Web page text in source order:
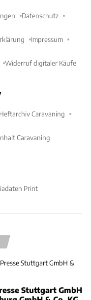
Datenschutz
Impressum
Widerruf digitaler Käufe
Heftarchiv Caravaning
Caravaning
Print
Stuttgart GmbH &
Stuttgart GmbH